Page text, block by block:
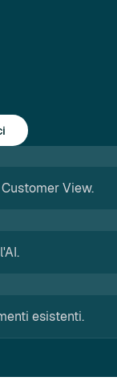
View.
esistenti.